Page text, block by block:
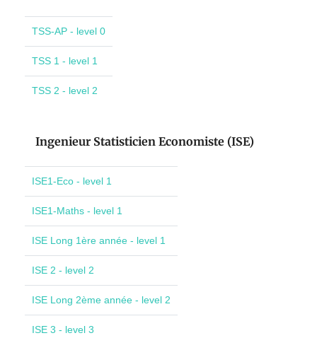
TSS-AP - level 0
TSS 1 - level 1
TSS 2 - level 2
Ingenieur Statisticien Economiste (ISE)
ISE1-Eco - level 1
ISE1-Maths - level 1
ISE Long 1ère année - level 1
ISE 2 - level 2
ISE Long 2ème année - level 2
ISE 3 - level 3